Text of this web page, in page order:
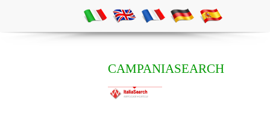
CAMPANIASEARCH